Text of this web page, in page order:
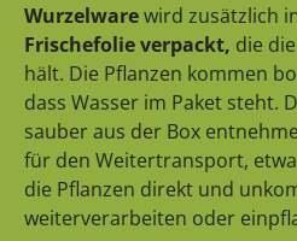
Wurzelwarewird zusätzlich
Frischefolie verpackt, die
hält. Die Pflanzen kommen
dass Wasser im Paket steht.
sauber aus der Box
für den Weitertransport,
die Pflanzen direkt und
weiterverarbeiten oder